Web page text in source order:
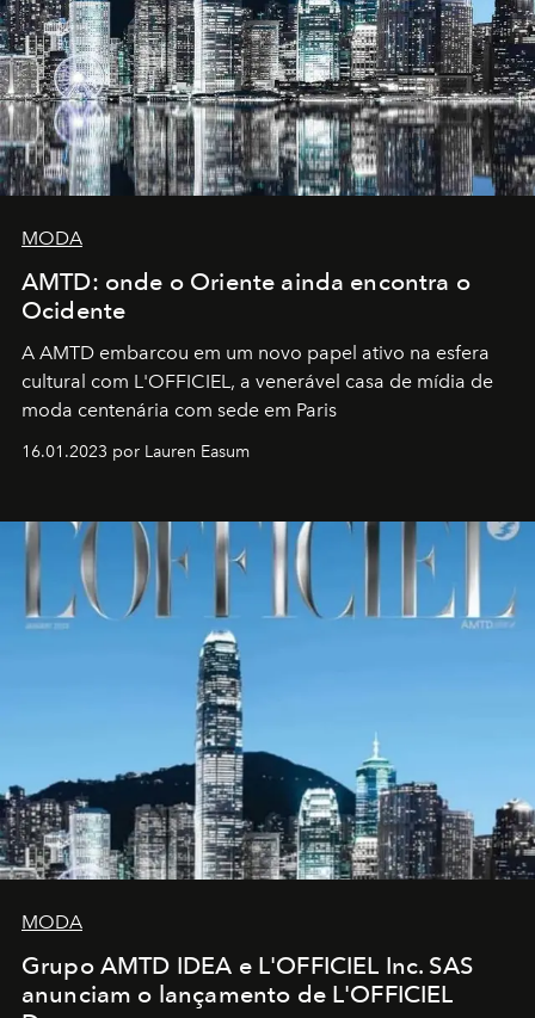
MODA
AMTD: onde o Oriente ainda encontra o
Ocidente
A AMTD embarcou em um novo papel ativo na esfera
cultural com L'OFFICIEL, a venerável casa de mídia de
moda centenária com sede em Paris
16.01.2023 por Lauren Easum
MODA
Grupo AMTD IDEA e L'OFFICIEL Inc. SAS
anunciam o lançamento de L'OFFICIEL